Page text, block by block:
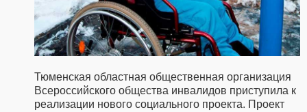
Тюменская областная общественная организация
Всероссийского общества инвалидов приступила к
реализации нового социального проекта. Проект